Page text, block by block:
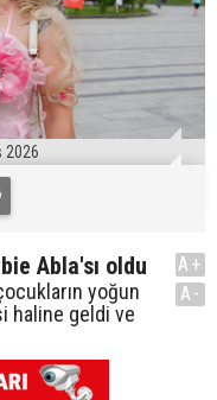
2026
Abla'sı oldu
yoğun
haline geldi ve
A+
A-